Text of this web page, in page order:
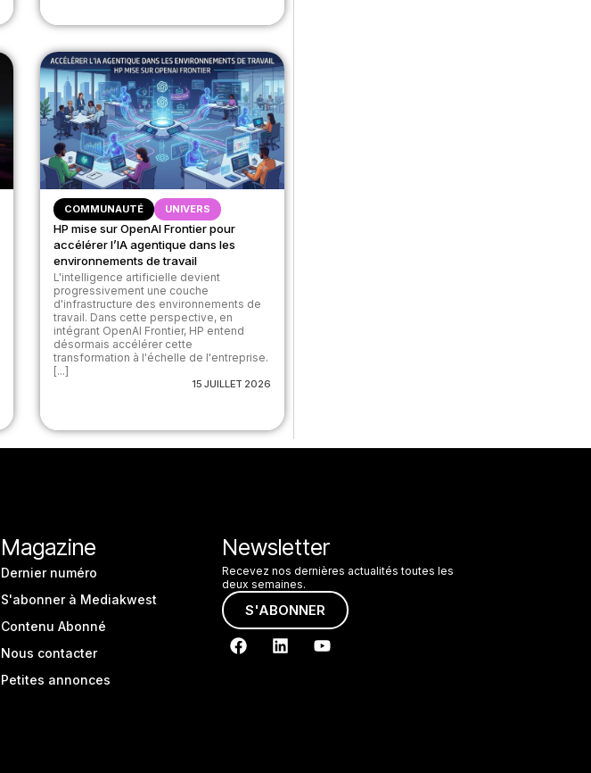
COMMUNAUTÉ UNIVERS
HP mise sur OpenAI Frontier pour
accélérer l’IA agentique dans les
environnements de travail
L'intelligence artificielle devient
progressivement une couche
d'infrastructure des environnements de
travail. Dans cette perspective, en
intégrant OpenAI Frontier, HP entend
désormais accélérer cette
transformation à l'échelle de l'entreprise.
[...]
15 JUILLET 2026
Magazine
Dernier numéro
S'abonner à Mediakwest
Contenu Abonné
Nous contacter
Petites annonces
Newsletter
Recevez nos dernières actualités toutes les
deux semaines.
S'ABONNER